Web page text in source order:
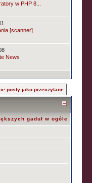
w PHP 8...
[scanner]
News
posty jako przeczytane
gaduł w ogóle